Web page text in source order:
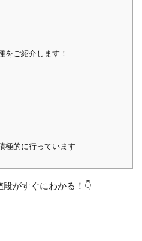
をご紹介します！
極的に行っています
段がすぐにわかる！👇